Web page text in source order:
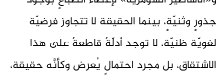
جذورٍ وثنيّةٍ، بينما الحقيقة لا تتجاوز فرضيّة
لغويّة ظنيّة، لا توجد أدلّةٌ قاطعةٌ على هذا
الاشتقاق، بل مجرد احتمالٍ يُعرض وكأنَّه حقيقة،